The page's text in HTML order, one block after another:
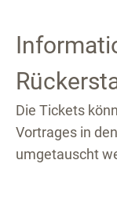
Die Tickets
Vortrages in
umgetauscht